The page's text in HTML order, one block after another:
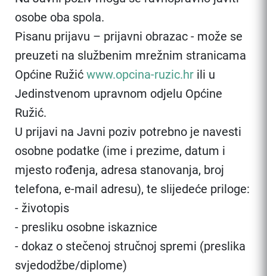
osobe oba spola.
Pisanu prijavu – prijavni obrazac - može se
preuzeti na službenim mrežnim stranicama
Općine Ružić www.opcina-ruzic.hr ili u
Jedinstvenom upravnom odjelu Općine
Ružić.
U prijavi na Javni poziv potrebno je navesti
osobne podatke (ime i prezime, datum i
mjesto rođenja, adresa stanovanja, broj
telefona, e-mail adresu), te slijedeće priloge:
- životopis
- presliku osobne iskaznice
- dokaz o stečenoj stručnoj spremi (preslika
svjedodžbe/diplome)